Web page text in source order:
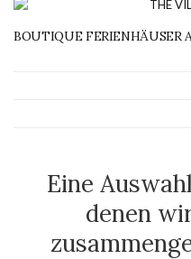
BOUTIQUE FERIENHÄUSER
Eine
denen